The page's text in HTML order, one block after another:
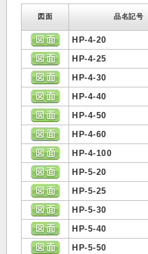
図面 品名記号
HP-4-20
HP-4-25
HP-4-30
HP-4-40
HP-4-50
HP-4-60
HP-4-100
HP-5-20
HP-5-25
HP-5-30
HP-5-40
HP-5-50